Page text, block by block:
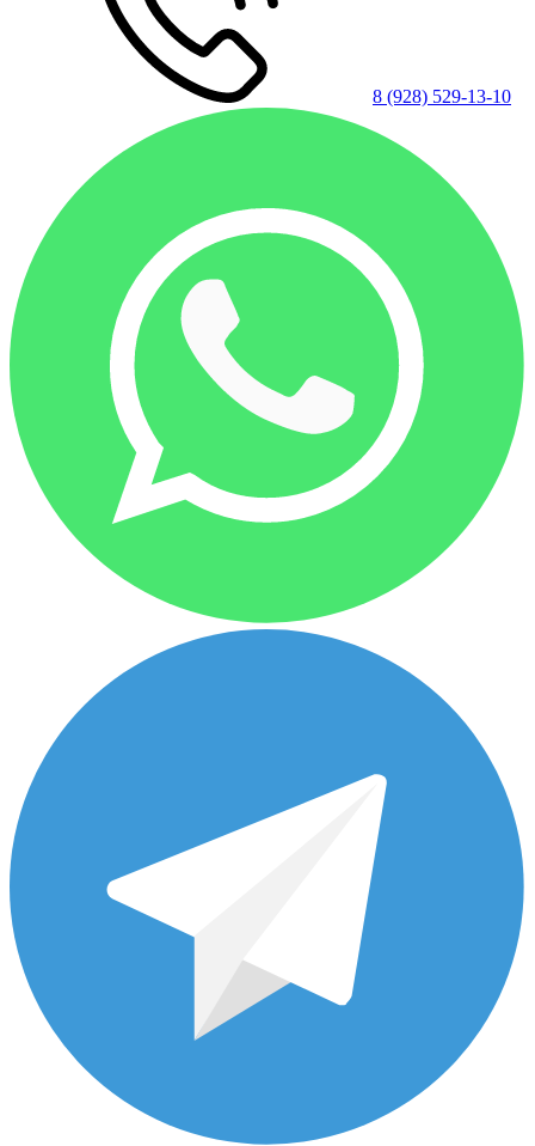
8 (928) 529-13-10